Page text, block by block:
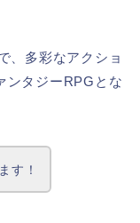
、多彩なアクショ
ンタジーRPGとな
す！